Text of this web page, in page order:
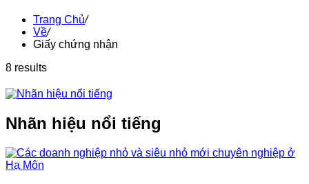
Trang Chủ/
Về/
Giấy chứng nhận
8 results
Nhãn hiệu nổi tiếng